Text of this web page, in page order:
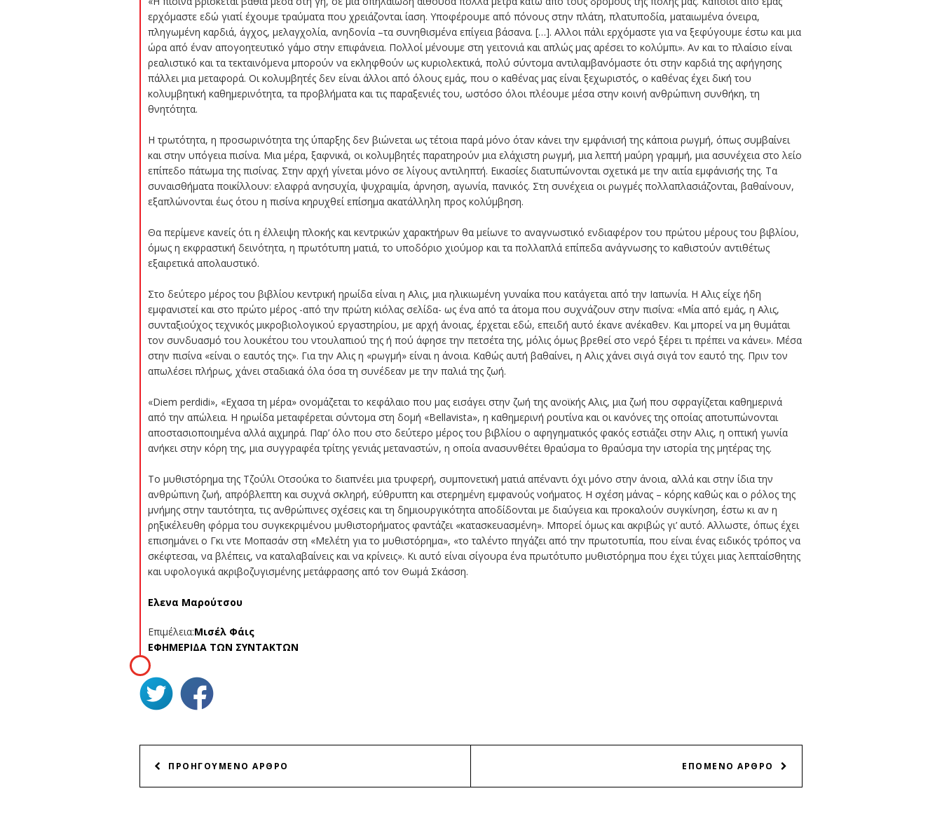
ερχόμαστε εδώ γιατί έχουμε τραύματα που χρειάζονται ίαση. Υποφέρουμε από πόνους στην πλάτη, πλατυποδία, ματαιωμένα όνειρα,
πληγωμένη καρδιά, άγχος, μελαγχολία, ανηδονία –τα συνηθισμένα επίγεια βάσανα. […]. Αλλοι πάλι ερχόμαστε για να ξεφύγουμε έστω και μια
ώρα από έναν απογοητευτικό γάμο στην επιφάνεια. Πολλοί μένουμε στη γειτονιά και απλώς μας αρέσει το κολύμπι». Αν και το πλαίσιο είναι
ρεαλιστικό και τα τεκταινόμενα μπορούν να εκληφθούν ως κυριολεκτικά, πολύ σύντομα αντιλαμβανόμαστε ότι στην καρδιά της αφήγησης
πάλλει μια μεταφορά. Οι κολυμβητές δεν είναι άλλοι από όλους εμάς, που ο καθένας μας είναι ξεχωριστός, ο καθένας έχει δική του
κολυμβητική καθημερινότητα, τα προβλήματα και τις παραξενιές του, ωστόσο όλοι πλέουμε μέσα στην κοινή ανθρώπινη συνθήκη, τη
θνητότητα.
Η τρωτότητα, η προσωρινότητα της ύπαρξης δεν βιώνεται ως τέτοια παρά μόνο όταν κάνει την εμφάνισή της κάποια ρωγμή, όπως συμβαίνει
και στην υπόγεια πισίνα. Μια μέρα, ξαφνικά, οι κολυμβητές παρατηρούν μια ελάχιστη ρωγμή, μια λεπτή μαύρη γραμμή, μια ασυνέχεια στο λείο
επίπεδο πάτωμα της πισίνας. Στην αρχή γίνεται μόνο σε λίγους αντιληπτή. Εικασίες διατυπώνονται σχετικά με την αιτία εμφάνισής της. Τα
συναισθήματα ποικίλλουν: ελαφρά ανησυχία, ψυχραιμία, άρνηση, αγωνία, πανικός. Στη συνέχεια οι ρωγμές πολλαπλασιάζονται, βαθαίνουν,
εξαπλώνονται έως ότου η πισίνα κηρυχθεί επίσημα ακατάλληλη προς κολύμβηση.
Θα περίμενε κανείς ότι η έλλειψη πλοκής και κεντρικών χαρακτήρων θα μείωνε το αναγνωστικό ενδιαφέρον του πρώτου μέρους του βιβλίου,
όμως η εκφραστική δεινότητα, η πρωτότυπη ματιά, το υποδόριο χιούμορ και τα πολλαπλά επίπεδα ανάγνωσης το καθιστούν αντιθέτως
εξαιρετικά απολαυστικό.
Στο δεύτερο μέρος του βιβλίου κεντρική ηρωίδα είναι η Αλις, μια ηλικιωμένη γυναίκα που κατάγεται από την Ιαπωνία. Η Αλις είχε ήδη
εμφανιστεί και στο πρώτο μέρος -από την πρώτη κιόλας σελίδα- ως ένα από τα άτομα που συχνάζουν στην πισίνα: «Μία από εμάς, η Αλις,
συνταξιούχος τεχνικός μικροβιολογικού εργαστηρίου, με αρχή άνοιας, έρχεται εδώ, επειδή αυτό έκανε ανέκαθεν. Και μπορεί να μη θυμάται
τον συνδυασμό του λουκέτου του ντουλαπιού της ή πού άφησε την πετσέτα της, μόλις όμως βρεθεί στο νερό ξέρει τι πρέπει να κάνει». Μέσα
στην πισίνα «είναι ο εαυτός της». Για την Αλις η «ρωγμή» είναι η άνοια. Καθώς αυτή βαθαίνει, η Αλις χάνει σιγά σιγά τον εαυτό της. Πριν τον
απωλέσει πλήρως, χάνει σταδιακά όλα όσα τη συνέδεαν με την παλιά της ζωή.
«Diem perdidi», «Εχασα τη μέρα» ονομάζεται το κεφάλαιο που μας εισάγει στην ζωή της ανοϊκής Αλις, μια ζωή που σφραγίζεται καθημερινά
από την απώλεια. Η ηρωίδα μεταφέρεται σύντομα στη δομή «Bellavista», η καθημερινή ρουτίνα και οι κανόνες της οποίας αποτυπώνονται
αποστασιοποιημένα αλλά αιχμηρά. Παρ’ όλο που στο δεύτερο μέρος του βιβλίου ο αφηγηματικός φακός εστιάζει στην Αλις, η οπτική γωνία
ανήκει στην κόρη της, μια συγγραφέα τρίτης γενιάς μεταναστών, η οποία ανασυνθέτει θραύσμα το θραύσμα την ιστορία της μητέρας της.
Το μυθιστόρημα της Τζούλι Οτσούκα το διαπνέει μια τρυφερή, συμπονετική ματιά απέναντι όχι μόνο στην άνοια, αλλά και στην ίδια την
ανθρώπινη ζωή, απρόβλεπτη και συχνά σκληρή, εύθρυπτη και στερημένη εμφανούς νοήματος. Η σχέση μάνας – κόρης καθώς και ο ρόλος της
μνήμης στην ταυτότητα, τις ανθρώπινες σχέσεις και τη δημιουργικότητα αποδίδονται με διαύγεια και προκαλούν συγκίνηση, έστω κι αν η
ρηξικέλευθη φόρμα του συγκεκριμένου μυθιστορήματος φαντάζει «κατασκευασμένη». Μπορεί όμως και ακριβώς γι’ αυτό. Αλλωστε, όπως έχει
επισημάνει ο Γκι ντε Μοπασάν στη «Μελέτη για το μυθιστόρημα», «το ταλέντο πηγάζει από την πρωτοτυπία, που είναι ένας ειδικός τρόπος να
σκέφτεσαι, να βλέπεις, να καταλαβαίνεις και να κρίνεις». Κι αυτό είναι σίγουρα ένα πρωτότυπο μυθιστόρημα που έχει τύχει μιας λεπταίσθητης
και υφολογικά ακριβοζυγισμένης μετάφρασης από τον Θωμά Σκάσση.
Ελενα Μαρούτσου
Επιμέλεια:Μισέλ Φάις
ΕΦΗΜΕΡΙΔΑ ΤΩΝ ΣΥΝΤΑΚΤΩΝ
ΑΡΘΡΩΝ
ΕΠΟΜΕΝΟ ΑΡΘΡΟ
ΠΡΟΗΓΟΥΜΕΝΟ ΑΡΘΡΟ